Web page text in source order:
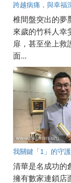
跨越病痛，與幸福
椎間盤突出的夢
來歲的竹科人幸
扉，甚至坐上救
面...
我關鍵「1」的守
清華是名成功的
擁有數家連鎖店